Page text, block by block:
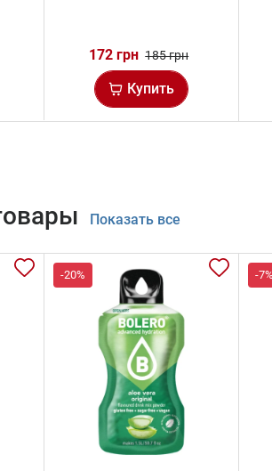
172 грн 185 грн
Купить
Показать все
-20% -7%